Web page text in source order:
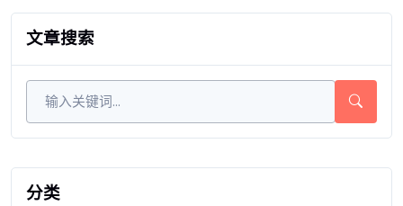
文章搜索
分类